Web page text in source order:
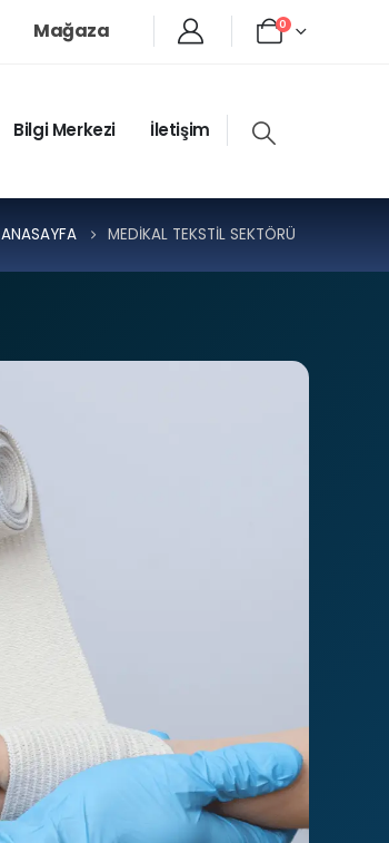
Mağaza 0
Bilgi Merkezi İletişim
ANASAYFA MEDIKAL TEKSTIL SEKTÖRÜ